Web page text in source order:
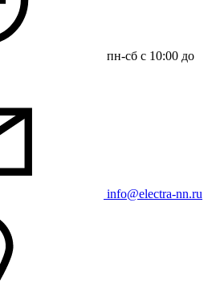
пн-сб с 10:00 до
info@electra-nn.ru